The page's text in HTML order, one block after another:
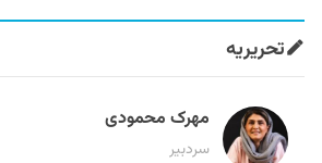
تحریریه
مهرک محمودی
سردبیر